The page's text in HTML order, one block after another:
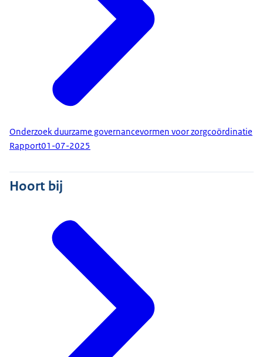
Onderzoek duurzame governancevormen voor zorgcoördinatie
Rapport01-07-2025
Hoort bij